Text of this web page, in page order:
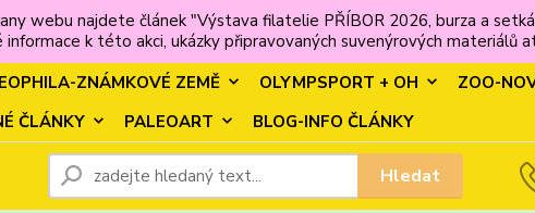
webu najdete článek "Výstava filatelie PŘÍBOR 2026, burza a
informace k této akci, ukázky připravovaných suvenýrových
ZNÁMKOVÉ ZEMĚ OLYMPSPORT + OH
ZOO-
ČLÁNKY PALEOART BLOG-INFO ČLÁNKY
Hledat